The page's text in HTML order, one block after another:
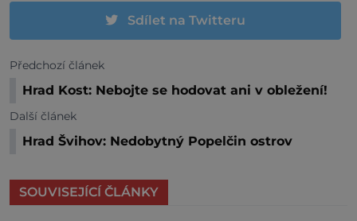
Sdílet na Twitteru
Předchozí článek
Hrad Kost: Nebojte se hodovat ani v obležení!
Další článek
Hrad Švihov: Nedobytný Popelčin ostrov
SOUVISEJÍCÍ ČLÁNKY